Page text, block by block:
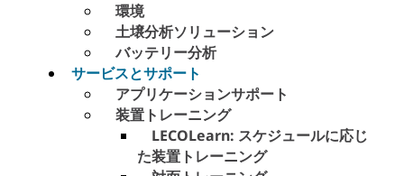
環境
土壌分析ソリューション
バッテリー分析
サービスとサポート
アプリケーションサポート
装置トレーニング
LECOLearn: スケジュールに応じ
た装置トレーニング